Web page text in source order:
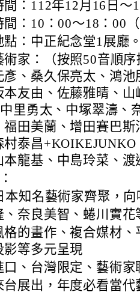
間：112年12月16日～
間：10：00～18：00
點：中正紀念堂1展廳
術家：（按照50音順
彥、桑久保亮太、鴻
本友由、佐藤雅晴、
里勇太、中塚翠濤、
福田美蘭、增田賽巴
村泰昌
本龍基、中島玲菜、渡
本知名藝術家齊聚，
、奈良美智、蜷川實
格的畫作、複合媒材
影等多元呈現
口、台灣限定、藝術
台展出，年度必看當代